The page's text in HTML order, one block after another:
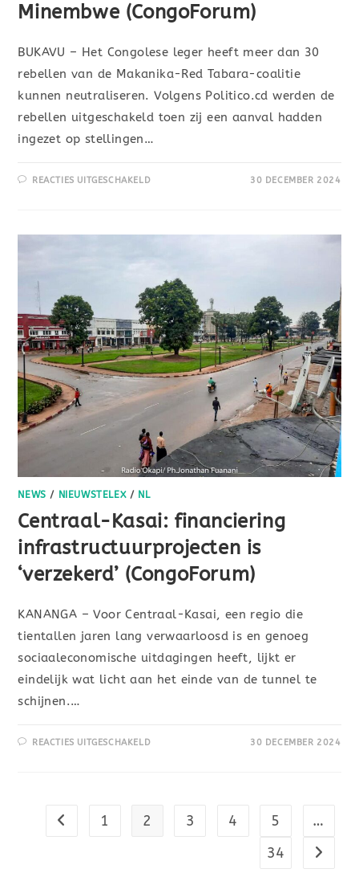
Minembwe (CongoForum)
BUKAVU – Het Congolese leger heeft meer dan 30
rebellen van de Makanika-Red Tabara-coalitie
kunnen neutraliseren. Volgens Politico.cd werden de
rebellen uitgeschakeld toen zij een aanval hadden
ingezet op stellingen…
REACTIES UITGESCHAKELD 30 DECEMBER 2024
NEWS / NIEUWSTELEX/ NL
Centraal-Kasai: financiering
infrastructuurprojecten is
‘verzekerd’ (CongoForum)
KANANGA – Voor Centraal-Kasai, een regio die
tientallen jaren lang verwaarloosd is en genoeg
sociaaleconomische uitdagingen heeft, lijkt er
eindelijk wat licht aan het einde van de tunnel te
schijnen.…
REACTIES UITGESCHAKELD 30 DECEMBER 2024
1 2 3 4 5
…
34